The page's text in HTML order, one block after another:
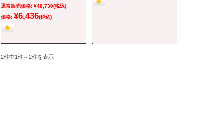
通常販売価格: ¥48,730(税込)
価格: ¥6,436(税込)
2件中1件～2件を表示